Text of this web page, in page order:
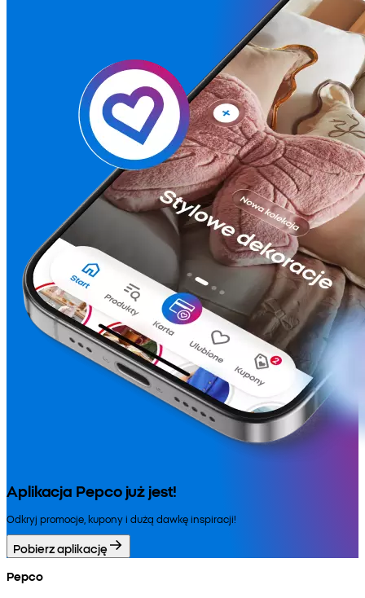
Aplikacja Pepco już jest!
Odkryj promocje, kupony i dużą dawkę inspiracji!
Pobierz aplikację
Pepco